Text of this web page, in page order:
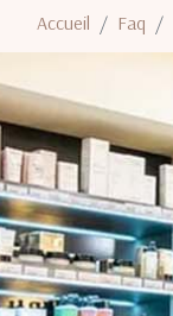
Accueil Faq